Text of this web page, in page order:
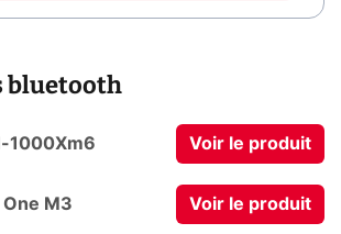
bluetooth
1000Xm6 Voir le produit
M3 Voir le produit